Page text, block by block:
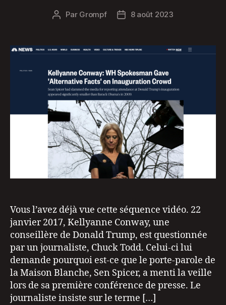
Auteur
Par Grompf
Date8 août 2023
Vous l’avez déjà vue cette séquence vidéo. 22
janvier 2017, Kellyanne Conway, une
conseillère de Donald Trump, est questionnée
par un journaliste, Chuck Todd. Celui-ci lui
demande pourquoi est-ce que le porte-parole de
la Maison Blanche, Sen Spicer, a menti la veille
lors de sa première conférence de presse. Le
journaliste insiste sur le terme […]